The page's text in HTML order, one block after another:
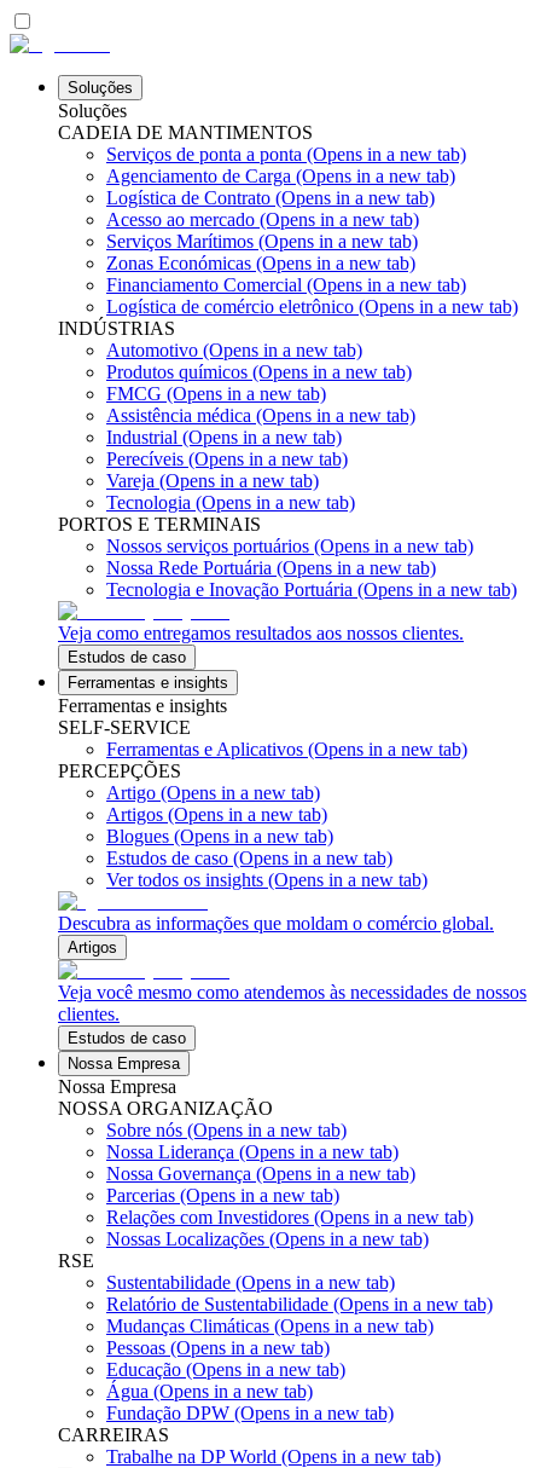
Soluções
Soluções
CADEIA DE MANTIMENTOS
Serviços de ponta a ponta (Opens in a new tab)
Agenciamento de Carga (Opens in a new tab)
Logística de Contrato (Opens in a new tab)
Acesso ao mercado (Opens in a new tab)
Serviços Marítimos (Opens in a new tab)
Zonas Económicas (Opens in a new tab)
Financiamento Comercial (Opens in a new tab)
Logística de comércio eletrônico (Opens in a new tab)
INDÚSTRIAS
Automotivo (Opens in a new tab)
Produtos químicos (Opens in a new tab)
FMCG (Opens in a new tab)
Assistência médica (Opens in a new tab)
Industrial (Opens in a new tab)
Perecíveis (Opens in a new tab)
Vareja (Opens in a new tab)
Tecnologia (Opens in a new tab)
PORTOS E TERMINAIS
Nossos serviços portuários (Opens in a new tab)
Nossa Rede Portuária (Opens in a new tab)
Tecnologia e Inovação Portuária (Opens in a new tab)
Veja como entregamos resultados aos nossos clientes.
Estudos de caso
Ferramentas e insights
Ferramentas e insights
SELF-SERVICE
Ferramentas e Aplicativos (Opens in a new tab)
PERCEPÇÕES
Artigo (Opens in a new tab)
Artigos (Opens in a new tab)
Blogues (Opens in a new tab)
Estudos de caso (Opens in a new tab)
Ver todos os insights (Opens in a new tab)
Descubra as informações que moldam o comércio global.
Artigos
Veja você mesmo como atendemos às necessidades de nossos
clientes.
Estudos de caso
Nossa Empresa
Nossa Empresa
NOSSA ORGANIZAÇÃO
Sobre nós (Opens in a new tab)
Nossa Liderança (Opens in a new tab)
Nossa Governança (Opens in a new tab)
Parcerias (Opens in a new tab)
Relações com Investidores (Opens in a new tab)
Nossas Localizações (Opens in a new tab)
RSE
Sustentabilidade (Opens in a new tab)
Relatório de Sustentabilidade (Opens in a new tab)
Mudanças Climáticas (Opens in a new tab)
Pessoas (Opens in a new tab)
Educação (Opens in a new tab)
Água (Opens in a new tab)
Fundação DPW (Opens in a new tab)
CARREIRAS
Trabalhe na DP World (Opens in a new tab)